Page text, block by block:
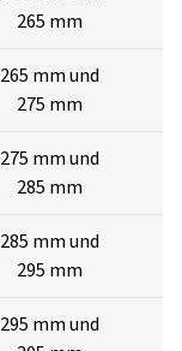
265 mm
265 mm und
275 mm
275 mm und
285 mm
285 mm und
295 mm
295 mm und